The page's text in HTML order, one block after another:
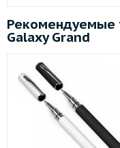
Рекомендуемые
Galaxy Grand